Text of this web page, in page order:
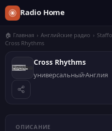
Radio Home
🏠 Главная › Английские радио ›
Cross Rhythms
Cross Rhythms
универсальныйАнглия
ОПИСАНИЕ